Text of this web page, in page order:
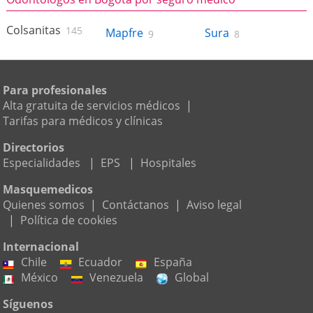
Colsanitas 145 Mapfre 9 Sura 8
Para profesionales
Alta gratuita de servicios médicos |
Tarifas para médicos y clínicas
Directorios
Especialidades
| EPS | Hospitales
Masquemedicos
Quienes somos | Contáctanos | Aviso legal
| Política de cookies
Internacional
Chile
Ecuador
España
México
Venezuela
Global
Síguenos